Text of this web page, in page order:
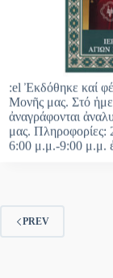
:el Ἐκδόθηκε καί
Μονῆς μας. Στό
ἀναγράφονται
μας.
6:00 μ.μ.-9:00 μ.μ.
PREV